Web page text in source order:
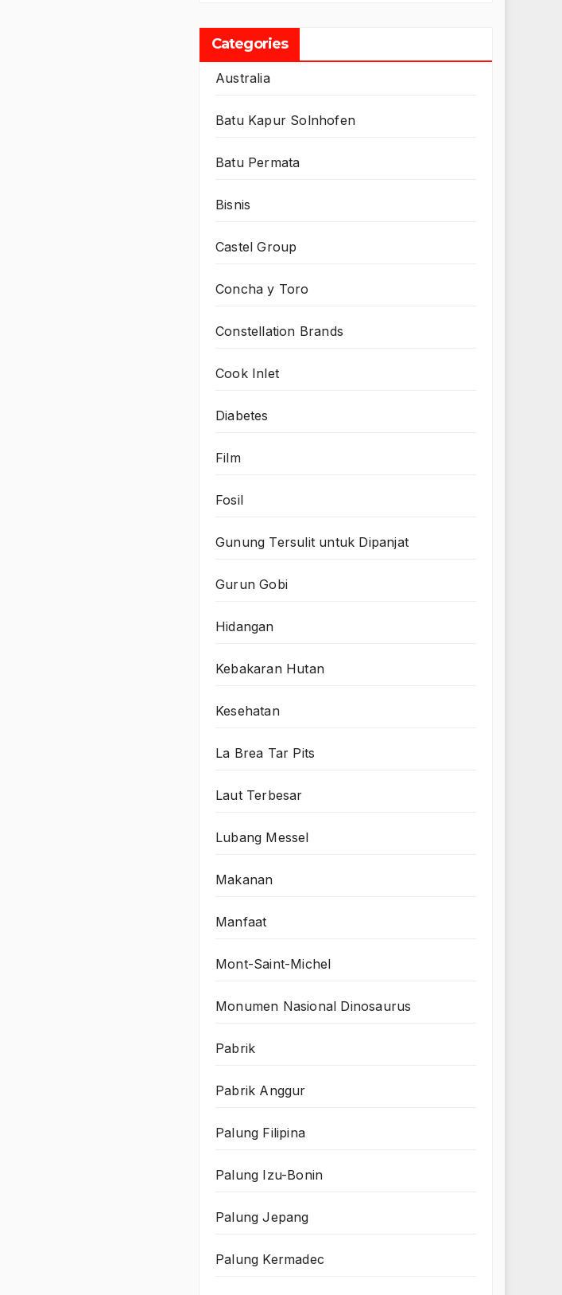
Categories
Australia
Batu Kapur Solnhofen
Batu Permata
Bisnis
Castel Group
Concha y Toro
Constellation Brands
Cook Inlet
Diabetes
Film
Fosil
Gunung Tersulit untuk Dipanjat
Gurun Gobi
Hidangan
Kebakaran Hutan
Kesehatan
La Brea Tar Pits
Laut Terbesar
Lubang Messel
Makanan
Manfaat
Mont-Saint-Michel
Monumen Nasional Dinosaurus
Pabrik
Pabrik Anggur
Palung Filipina
Palung Izu-Bonin
Palung Jepang
Palung Kermadec